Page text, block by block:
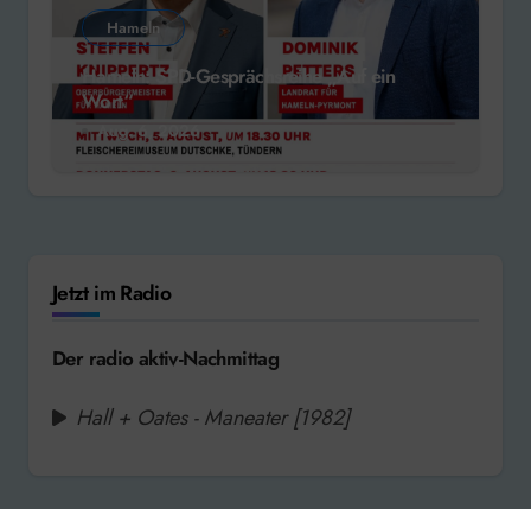
Hameln
Hameln: SPD-Gesprächsreihe „Auf ein
Wort“
Aug. 6, 2026
Jetzt im Radio
Der radio aktiv-Nachmittag
Hall + Oates - Maneater [1982]